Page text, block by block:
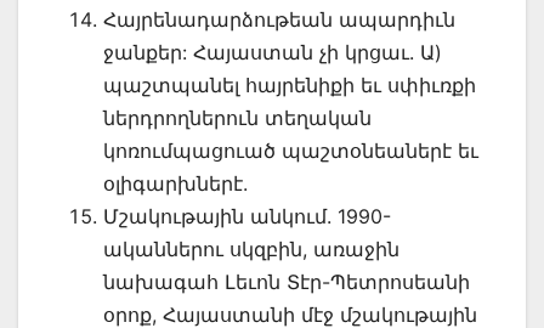
Հայրենադարձութեան ապարդիւն
ջանքեր: Հայաստան չի կրցաւ. Ա)
պաշտպանել հայրենիքի եւ սփիւռքի
ներդրողներուն տեղական
կոռումպացուած պաշտօնեաներէ եւ
օլիգարխներէ.
Մշակութային անկում. 1990-
ականներու սկզբին, առաջին
նախագահ Լեւոն Տէր-Պետրոսեանի
օրոք, Հայաստանի մէջ մշակութային